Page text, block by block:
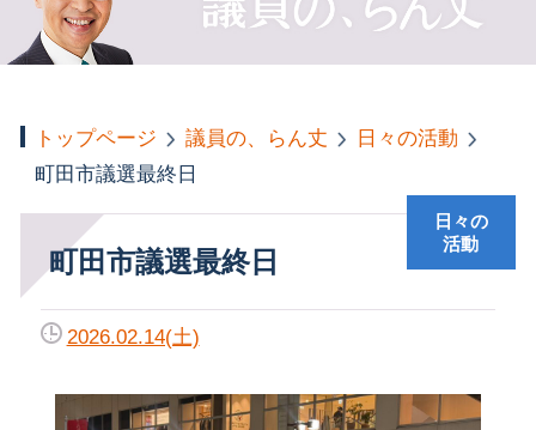
トップページ 議員の、らん丈
日々の活動
町田市議選最終日
町田市議選最終日
日々の
活動
2026.02.14(土)